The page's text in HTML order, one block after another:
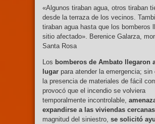
«Algunos tiraban agua, otros tiraban
desde la terraza de los vecinos.
tiraban agua hasta que los bomberos
sitio afectado». Berenice Galarza,
Santa Rosa
Los bomberos de Ambato llegaron
lugar para atender la emergencia; sin
la presencia de materiales de fácil
provocó que el incendio se volviera
temporalmente incontrolable,
expandirse a las viviendas
magnitud del siniestro, se solicitó